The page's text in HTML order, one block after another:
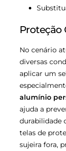
Proteção
No cenário
diversas
aplicar um
alumínio
ajuda a
durabilidade
telas de
sujeira fora,